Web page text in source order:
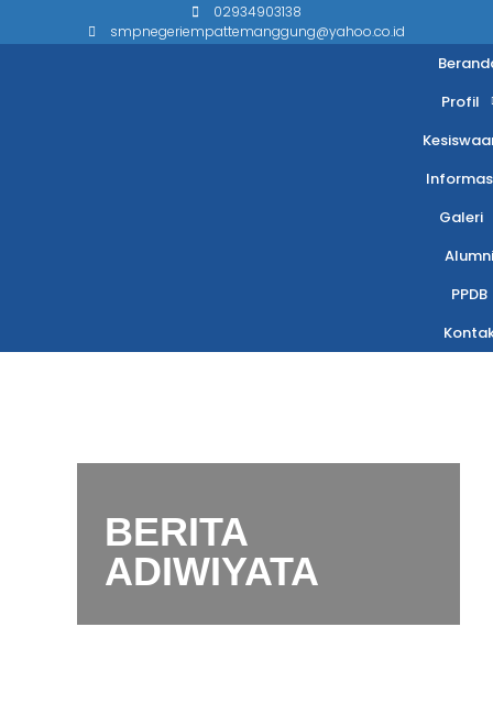
02934903138
smpnegeriempattemanggung@yahoo.co.id
Profil
Galeri
Alumni
PPDB
BERITA
ADIWIYATA